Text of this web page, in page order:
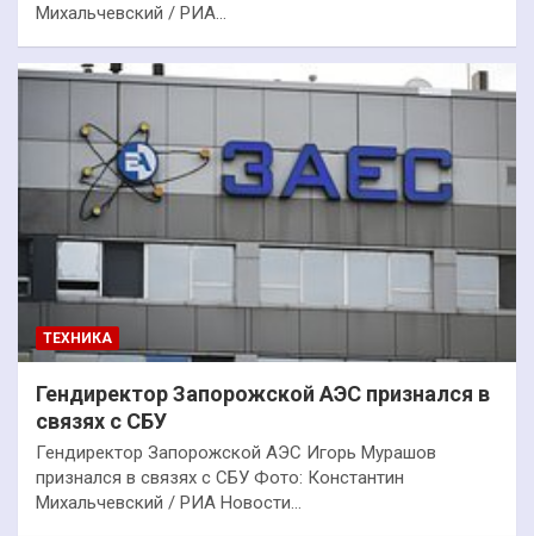
Михальчевский / РИА…
ТЕХНИКА
Гендиректор Запорожской АЭС признался в
связях с СБУ
Гендиректор Запорожской АЭС Игорь Мурашов
признался в связях с СБУ Фото: Константин
Михальчевский / РИА Новости…